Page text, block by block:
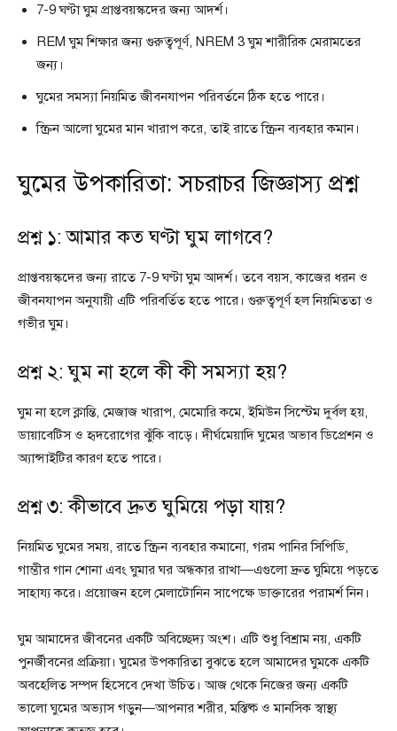
7-9 ঘণ্টা ঘুম প্রাপ্তবয়স্কদের জন্য আদর্শ।
REM ঘুম শিক্ষার জন্য গুরুত্বপূর্ণ, NREM 3 ঘুম শারীরিক মেরামতের
জন্য।
ঘুমের সমস্যা নিয়মিত জীবনযাপন পরিবর্তনে ঠিক হতে পারে।
স্ক্রিন আলো ঘুমের মান খারাপ করে, তাই রাতে স্ক্রিন ব্যবহার কমান।
ঘুমের উপকারিতা: সচরাচর জিজ্ঞাস্য প্রশ্ন
প্রশ্ন ১: আমার কত ঘণ্টা ঘুম লাগবে?
প্রাপ্তবয়স্কদের জন্য রাতে 7-9 ঘণ্টা ঘুম আদর্শ। তবে বয়স, কাজের ধরন ও
জীবনযাপন অনুযায়ী এটি পরিবর্তিত হতে পারে। গুরুত্বপূর্ণ হল নিয়মিততা ও
গভীর ঘুম।
প্রশ্ন ২: ঘুম না হলে কী কী সমস্যা হয়?
ঘুম না হলে ক্লান্তি, মেজাজ খারাপ, মেমোরি কমে, ইমিউন সিস্টেম দুর্বল হয়,
ডায়াবেটিস ও হৃদরোগের ঝুঁকি বাড়ে। দীর্ঘমেয়াদি ঘুমের অভাব ডিপ্রেশন ও
অ্যান্সাইটির কারণ হতে পারে।
প্রশ্ন ৩: কীভাবে দ্রুত ঘুমিয়ে পড়া যায়?
নিয়মিত ঘুমের সময়, রাতে স্ক্রিন ব্যবহার কমানো, গরম পানির সিপিডি,
গাম্ভীর গান শোনা এবং ঘুমার ঘর অন্ধকার রাখা—এগুলো দ্রুত ঘুমিয়ে পড়তে
সাহায্য করে। প্রয়োজন হলে মেলাটোনিন সাপেক্ষে ডাক্তারের পরামর্শ নিন।
ঘুম আমাদের জীবনের একটি অবিচ্ছেদ্য অংশ। এটি শুধু বিশ্রাম নয়, একটি
পুনর্জীবনের প্রক্রিয়া। ঘুমের উপকারিতা বুঝতে হলে আমাদের ঘুমকে একটি
অবহেলিত সম্পদ হিসেবে দেখা উচিত। আজ থেকে নিজের জন্য একটি
ভালো ঘুমের অভ্যাস গড়ুন—আপনার শরীর, মস্তিষ্ক ও মানসিক স্বাস্থ্য